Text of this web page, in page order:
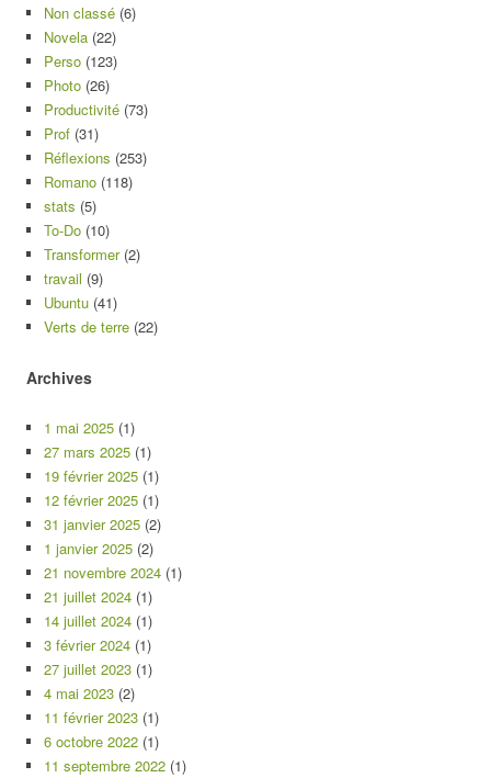
Non classé (6)
Novela (22)
Perso (123)
Photo (26)
Productivité (73)
Prof (31)
Réflexions (253)
Romano (118)
stats (5)
To-Do (10)
Transformer(2)
travail (9)
Ubuntu (41)
Verts de terre (22)
Archives
1 mai 2025 (1)
27 mars 2025 (1)
19 février 2025 (1)
12 février 2025 (1)
31 janvier 2025 (2)
1 janvier 2025 (2)
21 novembre 2024 (1)
21 juillet 2024 (1)
14 juillet 2024 (1)
3 février 2024 (1)
27 juillet 2023 (1)
4 mai 2023 (2)
11 février 2023 (1)
6 octobre 2022 (1)
11 septembre 2022 (1)